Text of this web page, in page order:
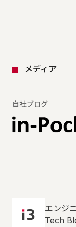
メディア
自社ブログ
エンジ
Tech